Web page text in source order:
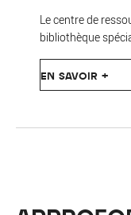
Le centre de
bibliothèque
EN SAVOIR +